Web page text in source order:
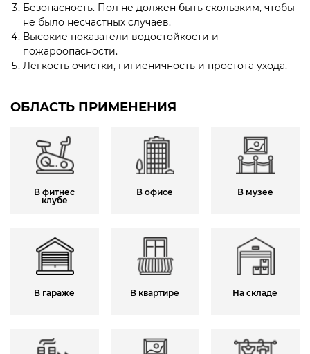
Безопасность. Пол не должен быть скользким, чтобы
не было несчастных случаев.
Высокие показатели водостойкости и
пожароопасности.
Легкость очистки, гигиеничность и простота ухода.
ОБЛАСТЬ ПРИМЕНЕНИЯ
В фитнес
клубе
В офисе В музее
В гараже В квартире На складе